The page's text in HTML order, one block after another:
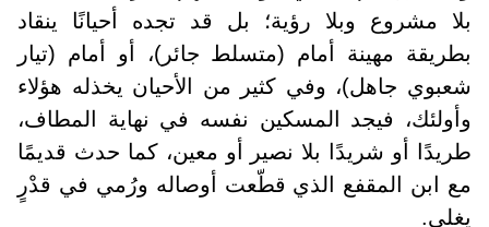
بلا مشروع وبلا رؤية؛ بل قد تجده أحيانًا ينقاد
بطريقة مهينة أمام (متسلط جائر)، أو أمام (تيار
شعبوي جاهل)، وفي كثير من الأحيان يخذله هؤلاء
وأولئك، فيجد المسكين نفسه في نهاية المطاف،
طريدًا أو شريدًا بلا نصير أو معين، كما حدث قديمًا
مع ابن المقفع الذي قطّعت أوصاله ورُمي في قدْرٍ
يغلي.